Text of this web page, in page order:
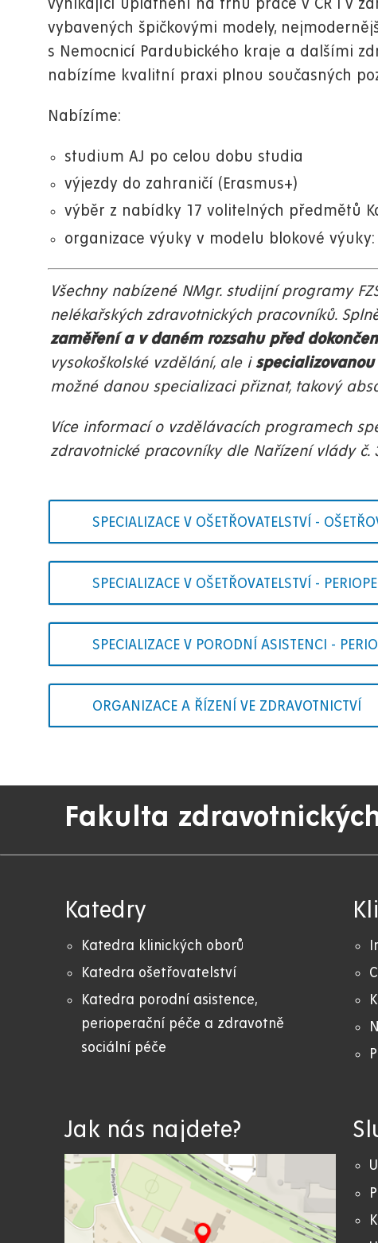
vynikající uplatnění na trhu práce v ČR i v
vybavených špičkovými modely,
s Nemocnicí Pardubického kraje a dalšími
nabízíme kvalitní praxi plnou současných
Nabízíme:
studium AJ po celou dobu studia
výjezdy do zahraničí (Erasmus+)
výběr z nabídky 17 volitelných předmětů
organizace výuky v modelu blokové
Všechny nabízené NMgr. studijní programy
nelékařských zdravotnických pracovníků.
zaměření a v daném rozsahu před
vysokoškolské vzdělání, ale i
možné danou specializaci přiznat, takový
Více informací o vzdělávacích programech
zdravotnické pracovníky dle Nařízení vlády č.
SPECIALIZACE V OŠETŘOVATELSTVÍ -
SPECIALIZACE V OŠETŘOVATELSTVÍ -
SPECIALIZACE V PORODNÍ ASISTENCI -
ORGANIZACE A ŘÍZENÍ VE ZDRAVOTNICTVÍ
Fakulta
Katedry
Katedra klinických oborů
Katedra ošetřovatelství
Katedra porodní asistence,
perioperační péče a zdravotně
sociální péče
Jak nás najdete?